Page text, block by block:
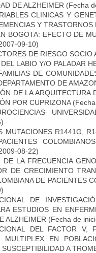
DE ALZHEIMER (Fecha
CLINICAS Y
Y
BOGOTA: EFECTO DE
09-10)
DE RIESGO SOCIO
LABIO Y/O PALADAR
DE
DE
DE LA
POR CUPRIZONA(Fecha
MUTACIONES R1441G,
08-22)
DE LA FRECUENCIA
DE CRECIMIENTO
DE PACIENTES
DE
ESTUDIOS EN
ALZHEIMER (Fecha de
DEL FACTOR V,
MULTIPLEX EN
A